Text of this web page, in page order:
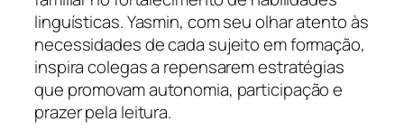
linguísticas. Yasmin, com seu olhar atento às
necessidades de cada sujeito em formação,
inspira colegas a repensarem estratégias
que promovam autonomia, participação e
prazer pela leitura.